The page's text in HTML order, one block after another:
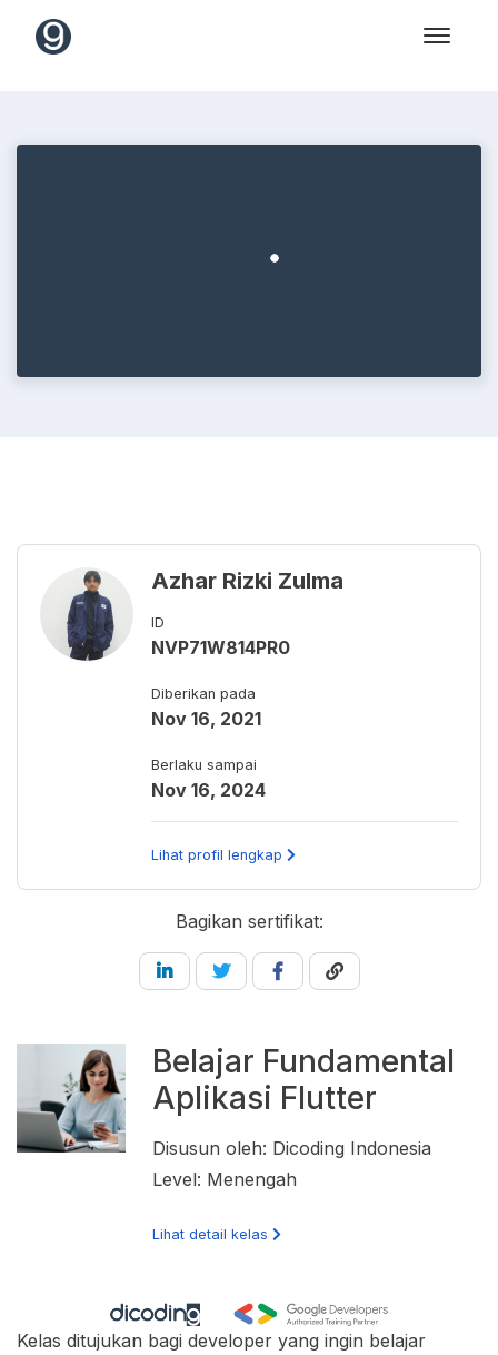
Azhar Rizki Zulma
ID
NVP71W814PR0
Diberikan pada
Nov 16, 2021
Berlaku sampai
Nov 16, 2024
Lihat profil lengkap
Bagikan sertifikat:
Belajar Fundamental
Aplikasi Flutter
Disusun oleh: Dicoding Indonesia
Level: Menengah
Lihat detail kelas
Kelas ditujukan bagi developer yang ingin belajar